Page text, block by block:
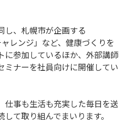
し、札幌市が企画する
ャレンジ」など、健康づくりを
に参加しているほか、外部講師
ミナーを社員向けに開催してい
仕事も生活も充実した毎日を送
て取り組んでまいります。